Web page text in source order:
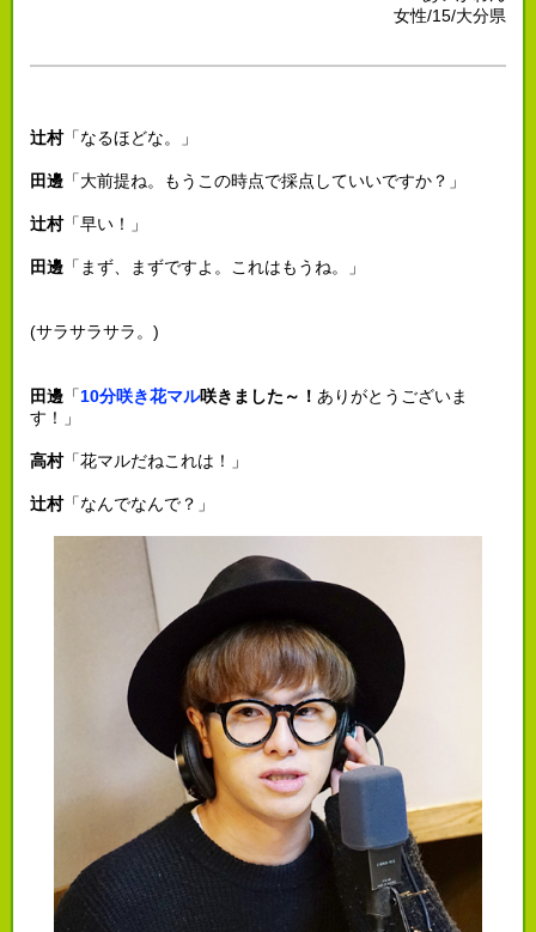
女性/15/大分県
辻村「なるほどな。」
田邊「大前提ね。もうこの時点で採点していいですか？」
辻村「早い！」
田邊「まず、まずですよ。これはもうね。」
(サラサラサラ。)
田邊「10分咲き花マル咲きました～！ ありがとうございま
す！」
高村「花マルだねこれは！」
辻村「なんでなんで？」